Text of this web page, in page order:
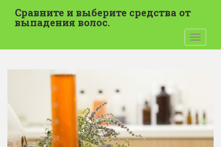
й
Сравните и выберите средства от
выпадения волос.